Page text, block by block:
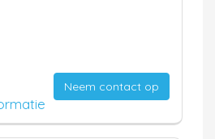
Neem contact op